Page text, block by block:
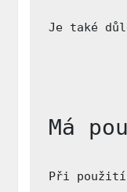
Je také
Má
Při použití